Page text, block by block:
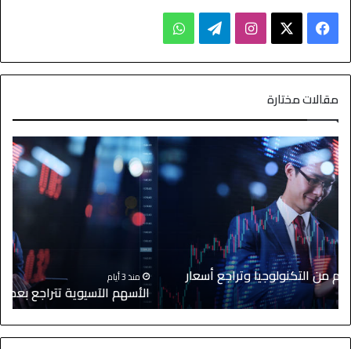
مقالات مختارة
منذ 3 أيام
الأسهم الآسيوية تتراجع بعد موجة صعود قوية والنفط يستقر